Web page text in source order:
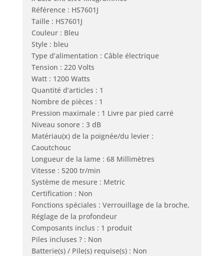
Référence : HS7601J
Taille : HS7601J
Couleur : Bleu
Style : bleu
Type d’alimentation : Câble électrique
Tension : 220 Volts
Watt : 1200 Watts
Quantité d’articles : 1
Nombre de pièces : 1
Pression maximale : 1 Livre par pied carré
Niveau sonore : 3 dB
Matériau(x) de la poignée/du levier :
Caoutchouc
Longueur de la lame : 68 Millimètres
Vitesse : 5200 tr/min
Système de mesure : Metric
Certification : Non
Fonctions spéciales : Verrouillage de la broche,
Réglage de la profondeur
Composants inclus : 1 produit
Piles incluses ? : Non
Batterie(s) / Pile(s) requise(s) : Non